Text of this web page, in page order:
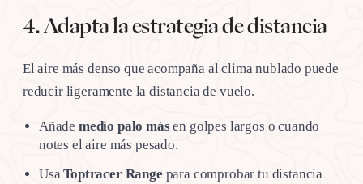
4. Adapta la estrategia de distancia
El aire más denso que acompaña al clima nublado puede
reducir ligeramente la distancia de vuelo.
Añade medio palo másen golpes largos o cuando
notes el aire más pesado.
UsaToptracer Range para comprobar tu distancia